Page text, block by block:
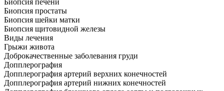
Биопсия простаты
Биопсия шейки матки
Биопсия щитовидной железы
Виды лечения
Грыжи живота
Доброкачественные заболевания груди
Допплерография
Допплерография артерий верхних конечностей
Допплерография артерий нижних конечностей